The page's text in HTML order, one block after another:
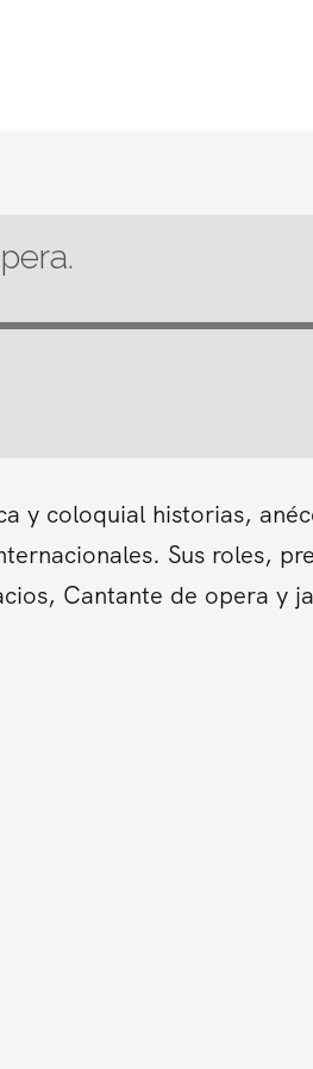
y coloquial historias,
Sus roles,
Cantante de opera y